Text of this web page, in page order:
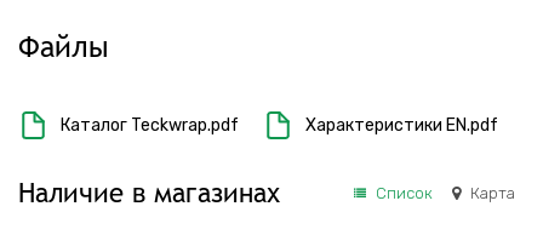
Файлы
Каталог Teckwrap.pdf Характеристики EN.pdf
Наличие в магазинах Список Карта